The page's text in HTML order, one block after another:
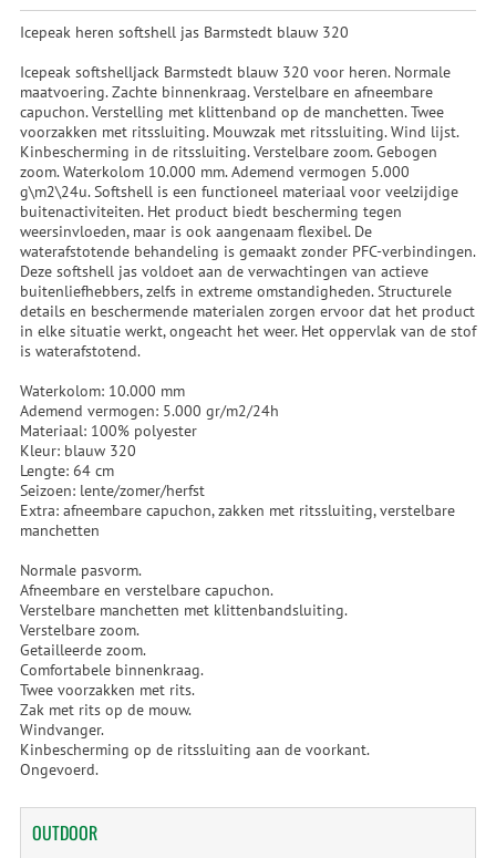
Icepeak heren softshell jas Barmstedt blauw 320
Icepeak softshelljack Barmstedt blauw 320 voor heren. Normale
maatvoering. Zachte binnenkraag. Verstelbare en afneembare
capuchon. Verstelling met klittenband op de manchetten. Twee
voorzakken met ritssluiting. Mouwzak met ritssluiting. Wind lijst.
Kinbescherming in de ritssluiting. Verstelbare zoom. Gebogen
zoom. Waterkolom 10.000 mm. Ademend vermogen 5.000
g\m2\24u. Softshell is een functioneel materiaal voor veelzijdige
buitenactiviteiten. Het product biedt bescherming tegen
weersinvloeden, maar is ook aangenaam flexibel. De
waterafstotende behandeling is gemaakt zonder PFC-verbindingen.
Deze softshell jas voldoet aan de verwachtingen van actieve
buitenliefhebbers, zelfs in extreme omstandigheden. Structurele
details en beschermende materialen zorgen ervoor dat het product
in elke situatie werkt, ongeacht het weer. Het oppervlak van de stof
is waterafstotend.
Waterkolom: 10.000 mm
Ademend vermogen: 5.000 gr/m2/24h
Materiaal: 100% polyester
Kleur: blauw 320
Lengte: 64 cm
Seizoen: lente/zomer/herfst
Extra: afneembare capuchon, zakken met ritssluiting, verstelbare
manchetten
Normale pasvorm.
Afneembare en verstelbare capuchon.
Verstelbare manchetten met klittenbandsluiting.
Verstelbare zoom.
Getailleerde zoom.
Comfortabele binnenkraag.
Twee voorzakken met rits.
Zak met rits op de mouw.
Windvanger.
Kinbescherming op de ritssluiting aan de voorkant.
Ongevoerd.
OUTDOOR